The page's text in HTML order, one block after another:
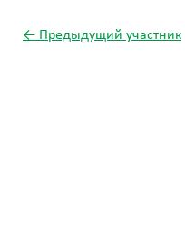
← Предыдущий участник